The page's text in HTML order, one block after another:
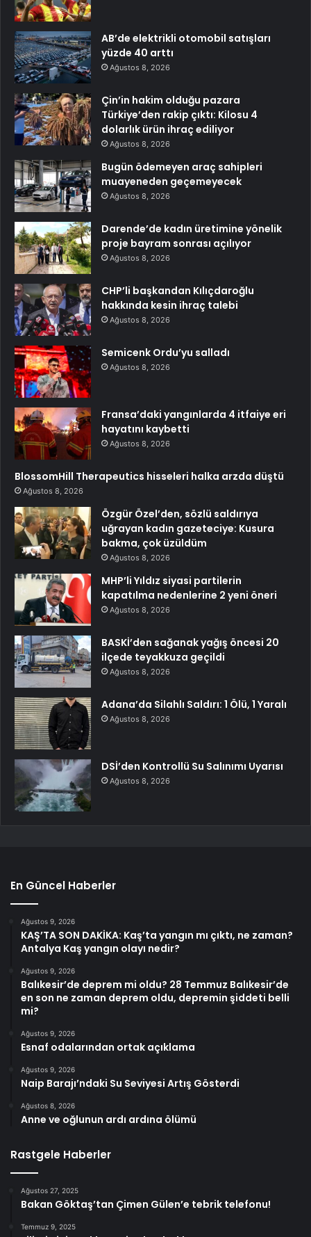
AB’de elektrikli otomobil satışları
yüzde 40 arttı
Ağustos 8, 2026
Çin’in hakim olduğu pazara
Türkiye’den rakip çıktı: Kilosu 4
dolarlık ürün ihraç ediliyor
Ağustos 8, 2026
Bugün ödemeyen araç sahipleri
muayeneden geçemeyecek
Ağustos 8, 2026
Darende’de kadın üretimine yönelik
proje bayram sonrası açılıyor
Ağustos 8, 2026
CHP’li başkandan Kılıçdaroğlu
hakkında kesin ihraç talebi
Ağustos 8, 2026
Semicenk Ordu’yu salladı
Ağustos 8, 2026
Fransa’daki yangınlarda 4 itfaiye eri
hayatını kaybetti
Ağustos 8, 2026
BlossomHill Therapeutics hisseleri halka arzda düştü
Ağustos 8, 2026
Özgür Özel’den, sözlü saldırıya
uğrayan kadın gazeteciye: Kusura
bakma, çok üzüldüm
Ağustos 8, 2026
MHP’li Yıldız siyasi partilerin
kapatılma nedenlerine 2 yeni öneri
Ağustos 8, 2026
BASKİ’den sağanak yağış öncesi 20
ilçede teyakkuza geçildi
Ağustos 8, 2026
Adana’da Silahlı Saldırı: 1 Ölü, 1 Yaralı
Ağustos 8, 2026
DSİ’den Kontrollü Su Salınımı Uyarısı
Ağustos 8, 2026
En Güncel Haberler
Ağustos 9, 2026
KAŞ’TA SON DAKİKA: Kaş’ta yangın mı çıktı, ne zaman?
Antalya Kaş yangın olayı nedir?
Ağustos 9, 2026
Balıkesir’de deprem mi oldu? 28 Temmuz Balıkesir’de
en son ne zaman deprem oldu, depremin şiddeti belli
mi?
Ağustos 9, 2026
Esnaf odalarından ortak açıklama
Ağustos 9, 2026
Naip Barajı’ndaki Su Seviyesi Artış Gösterdi
Ağustos 8, 2026
Anne ve oğlunun ardı ardına ölümü
Rastgele Haberler
Ağustos 27, 2025
Bakan Göktaş’tan Çimen Gülen’e tebrik telefonu!
Temmuz 9, 2025